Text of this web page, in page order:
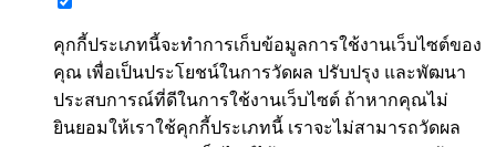
คุกกี้ประเภทนี้จะทำการเก็บข้อมูลการใช้งานเว็บไซต์ของ
คุณ เพื่อเป็นประโยชน์ในการวัดผล ปรับปรุง และพัฒนา
ประสบการณ์ที่ดีในการใช้งานเว็บไซต์ ถ้าหากคุณไม่
ยินยอมให้เราใช้คุกกี้ประเภทนี้ เราจะไม่สามารถวัดผล